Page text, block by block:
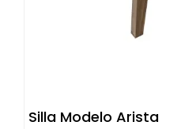
Silla Modelo Arista